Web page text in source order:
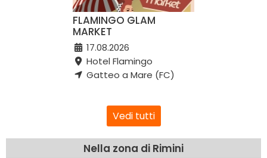
FLAMINGO GLAM
MARKET
17.08.2026
Hotel Flamingo
Gatteo a Mare (FC)
Vedi tutti
Nella zona di Rimini